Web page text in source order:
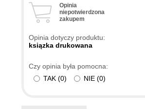
Opinia
niepotwierdzona
zakupem
Opinia dotyczy produktu:
ksiązka drukowana
Czy opinia była pomocna:
TAK (0) NIE (0)